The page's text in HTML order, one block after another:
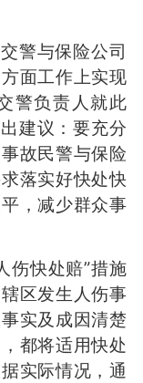
警与保险公司
面工作上实现
警负责人就此
建议：要充分
故民警与保险
落实好快处快
，减少群众事
快处赔”措施
区发生人伤事
实及成因清楚
都将适用快处
实际情况，通